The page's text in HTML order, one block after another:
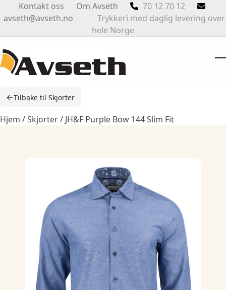
to
Kontakt oss Om Avseth
70 12 70 12
avseth@avseth.no Trykkeri med daglig levering over
hele Norge
←Tilbake til Skjorter
Hjem /Skjorter/ JH&F Purple Bow 144 Slim Fit